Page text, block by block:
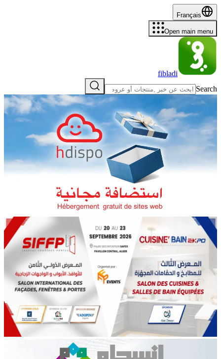
Français
Open main menu
fibladi
Search